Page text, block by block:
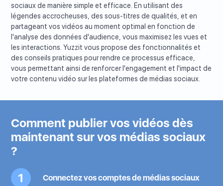
sociaux de manière simple et efficace. En utilisant des
légendes accrocheuses, des sous-titres de qualités, et en
partageant vos vidéos au moment optimal en fonction de
l'analyse des données d'audience, vous maximisez les vues et
les interactions. Yuzzit vous propose des fonctionnalités et
des conseils pratiques pour rendre ce processus efficace,
vous permettant ainsi de renforcer l'engagement et l'impact de
votre contenu vidéo sur les plateformes de médias sociaux.
Comment publier vos vidéos dès
maintenant sur vos médias sociaux
?
1
Connectez vos comptes de médias sociaux